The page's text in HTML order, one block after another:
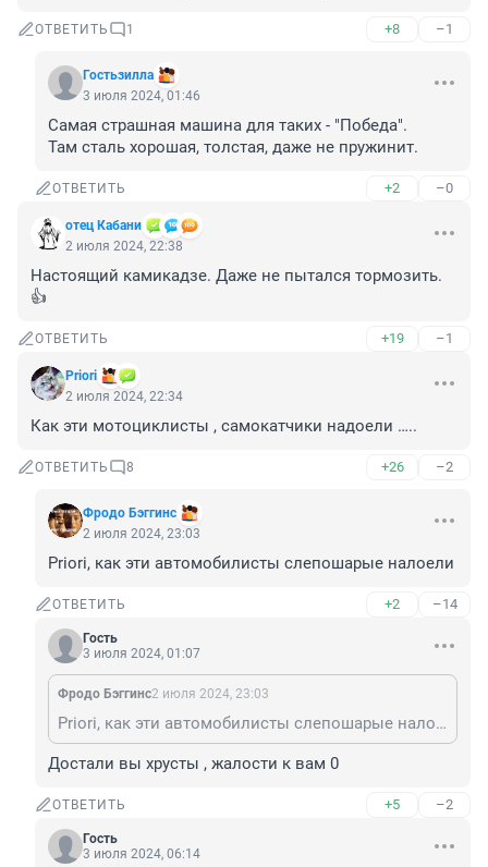
ОТВЕТИТЬ 1 +8 –1
Гостьзилла
3 июля 2024, 01:46
Самая страшная машина для таких - "Победа".
Там сталь хорошая, толстая, даже не пружинит.
ОТВЕТИТЬ +2 –0
отец Кабани
2 июля 2024, 22:38
Настоящий камикадзе. Даже не пытался тормозить.
👍
ОТВЕТИТЬ +19 –1
Priori
2 июля 2024, 22:34
Как эти мотоциклисты , самокатчики надоели …..
ОТВЕТИТЬ 8 +26 –2
Фродо Бэггинс
2 июля 2024, 23:03
Priori, как эти автомобилисты слепошарые налоели
ОТВЕТИТЬ +2 –14
Гость
3 июля 2024, 01:07
Фродо Бэггинс2 июля 2024, 23:03
Priori, как эти автомобилисты слепошарые налоели
Достали вы хрусты , жалости к вам 0
ОТВЕТИТЬ +5 –2
Гость
3 июля 2024, 06:14